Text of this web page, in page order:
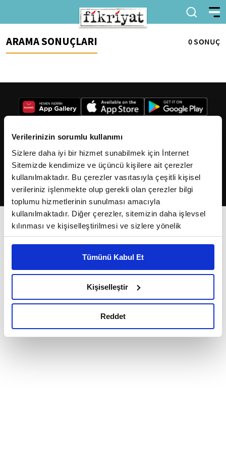
Verilerinizin sorumlu kullanımı
Sizlere daha iyi bir hizmet sunabilmek için İnternet
Sitemizde kendimize ve üçüncü kişilere ait çerezler
kullanılmaktadır. Bu çerezler vasıtasıyla çeşitli kişisel
verileriniz işlenmekte olup gerekli olan çerezler bilgi
toplumu hizmetlerinin sunulması amacıyla
kullanılmaktadır. Diğer çerezler, sitemizin daha işlevsel
kılınması ve kişiselleştirilmesi ve sizlere yönelik
reklam/pazarlama faaliyetlerinin yapılması, amaçlarıyla
Çerezlere ilişkin tercihlerinizi çerez paneli vasıtasıyla
belirleyebilirsiniz. Çerezlere ilişkin detaylı bilgi için
Ayarlar butonuna tıklayabilir,Çerez Bilgilendirme
Metnimizi ziyaret edebilirsiniz.
okumak ve sitemizi ziyaretiniz kapsamında
Tümünü Kabul Et
Kişiselleştir
Reddet
ARAMA SONUÇLARI 0 SONUÇ
2026Fikriyat. Tüm hakları saklıdır.